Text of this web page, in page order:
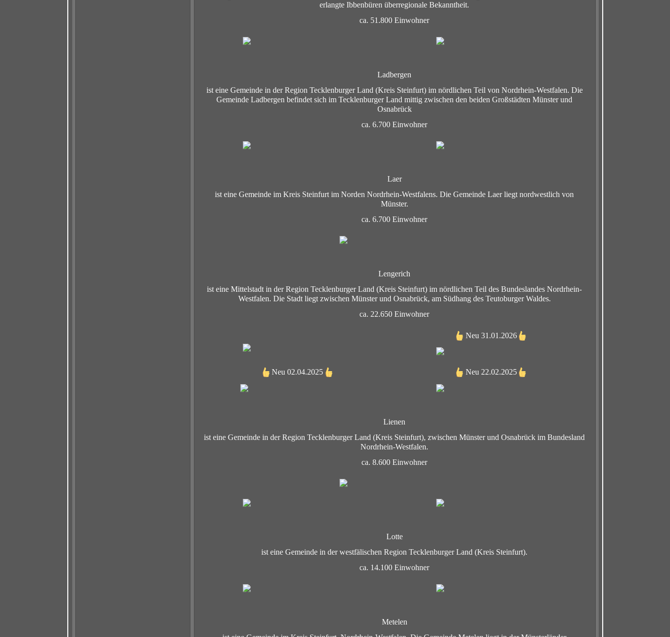
erlangte Ibbenbüren überregionale Bekanntheit.
ca. 51.800 Einwohner
Ladbergen
ist eine Gemeinde in der Region Tecklenburger Land (Kreis Steinfurt) im nördlichen Teil von Nordrhein-Westfalen. Die
Gemeinde Ladbergen befindet sich im Tecklenburger Land mittig zwischen den beiden Großstädten Münster und
Osnabrück
ca. 6.700 Einwohner
Laer
ist eine Gemeinde im Kreis Steinfurt im Norden Nordrhein-Westfalens. Die Gemeinde Laer liegt nordwestlich von
Münster.
ca. 6.700 Einwohner
Lengerich
ist eine Mittelstadt in der Region Tecklenburger Land (Kreis Steinfurt) im nördlichen Teil des Bundeslandes Nordrhein-
Westfalen. Die Stadt liegt zwischen Münster und Osnabrück, am Südhang des Teutoburger Waldes.
ca. 22.650 Einwohner
Neu 31.01.2026
Neu 02.04.2025 Neu 22.02.2025
Lienen
ist eine Gemeinde in der Region Tecklenburger Land (Kreis Steinfurt), zwischen Münster und Osnabrück im Bundesland
Nordrhein-Westfalen.
ca. 8.600 Einwohner
Lotte
ist eine Gemeinde in der westfälischen Region Tecklenburger Land (Kreis Steinfurt).
ca. 14.100 Einwohner
Metelen